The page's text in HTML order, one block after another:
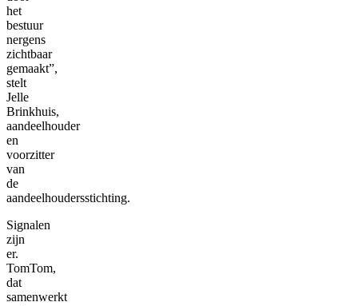
het
bestuur
nergens
zichtbaar
gemaakt”,
stelt
Jelle
Brinkhuis,
aandeelhouder
en
voorzitter
van
de
aandeelhoudersstichting.
Signalen
zijn
er.
TomTom,
dat
samenwerkt